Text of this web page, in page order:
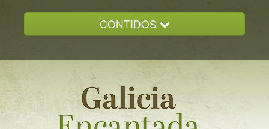
CONTIDOS
GALICIA ENCANTADA
DOCUMENTACION
NOVAS